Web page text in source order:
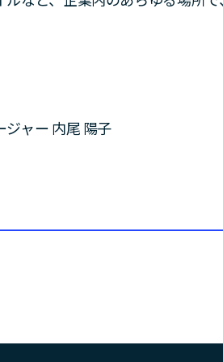
ャー 内尾 陽子